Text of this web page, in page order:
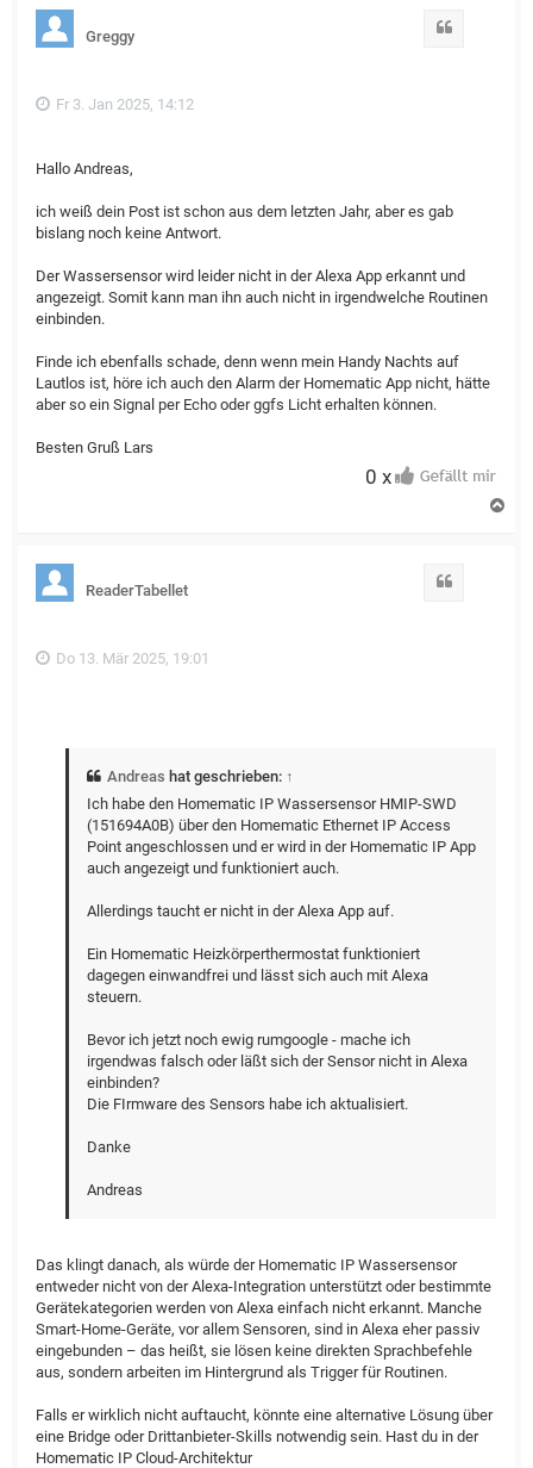
Greggy
Fr 3. Jan 2025, 14:12
Hallo Andreas,
ich weiß dein Post ist schon aus dem letzten Jahr, aber es gab
bislang noch keine Antwort.
Der Wassersensor wird leider nicht in der Alexa App erkannt und
angezeigt. Somit kann man ihn auch nicht in irgendwelche Routinen
einbinden.
Finde ich ebenfalls schade, denn wenn mein Handy Nachts auf
Lautlos ist, höre ich auch den Alarm der Homematic App nicht, hätte
aber so ein Signal per Echo oder ggfs Licht erhalten können.
Besten Gruß Lars
0 x
ReaderTabellet
Do 13. Mär 2025, 19:01
Andreas hat geschrieben: ↑
Ich habe den Homematic IP Wassersensor HMIP-SWD
(151694A0B) über den Homematic Ethernet IP Access
Point angeschlossen und er wird in der Homematic IP App
auch angezeigt und funktioniert auch.
Allerdings taucht er nicht in der Alexa App auf.
Ein Homematic Heizkörperthermostat funktioniert
dagegen einwandfrei und lässt sich auch mit Alexa
steuern.
Bevor ich jetzt noch ewig rumgoogle - mache ich
irgendwas falsch oder läßt sich der Sensor nicht in Alexa
einbinden?
Die FIrmware des Sensors habe ich aktualisiert.
Danke
Andreas
Das klingt danach, als würde der Homematic IP Wassersensor
entweder nicht von der Alexa-Integration unterstützt oder bestimmte
Gerätekategorien werden von Alexa einfach nicht erkannt. Manche
Smart-Home-Geräte, vor allem Sensoren, sind in Alexa eher passiv
eingebunden – das heißt, sie lösen keine direkten Sprachbefehle
aus, sondern arbeiten im Hintergrund als Trigger für Routinen.
Falls er wirklich nicht auftaucht, könnte eine alternative Lösung über
eine Bridge oder Drittanbieter-Skills notwendig sein. Hast du in der
Homematic IP Cloud-Architektur